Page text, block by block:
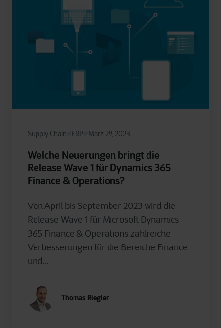
Supply Chain ERP März 29, 2023
Welche Neuerungen bringt die
Release Wave 1 für Dynamics 365
Finance & Operations?
Von April bis September 2023 wird die
Release Wave 1 für Microsoft Dynamics
365 Finance & Operations zahlreiche
Verbesserungen für die Bereiche Finance
und...
Thomas Riegler